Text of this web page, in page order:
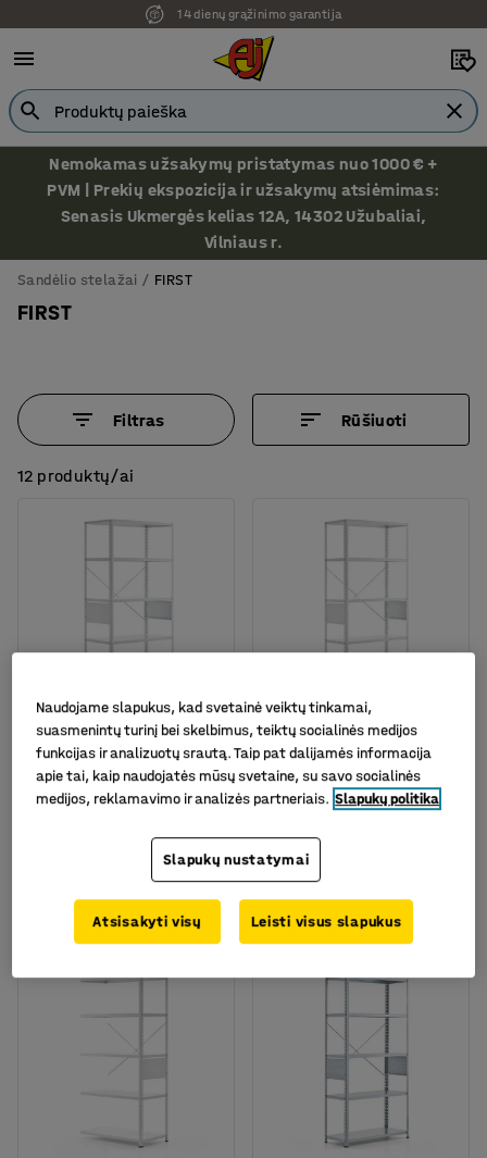
14 dienų grąžinimo garantija
Nemokamas užsakymų pristatymas nuo 1000 € +
PVM | Prekių ekspozicija ir užsakymų atsiėmimas:
Senasis Ukmergės kelias 12A, 14302 Užubaliai,
Vilniaus r.
Sandėlio stelažai FIRST
FIRST
Filtras Rūšiuoti
12 produktų/ai
Galima rinktis skirtingus
modelius
Stelažas FIRST, bazinė
dalis,
1960x1010x500mm,
211423
159.-€ PIRKTI
Galima rinktis skirtingus
modelius
Stelažas FIRST, bazinė
dalis,
1960x1010x400mm,
Prekės kodas
139.-€
Be PVM
PIRKTI
Naudojame slapukus, kad svetainė veiktų tinkamai,
suasmenintų turinį bei skelbimus, teiktų socialinės medijos
funkcijas ir analizuotų srautą. Taip pat dalijamės informacija
apie tai, kaip naudojatės mūsų svetaine, su savo socialinės
medijos, reklamavimo ir analizės partneriais. Slapukų politika
Slapukų nustatymai
Atsisakyti visų Leisti visus slapukus